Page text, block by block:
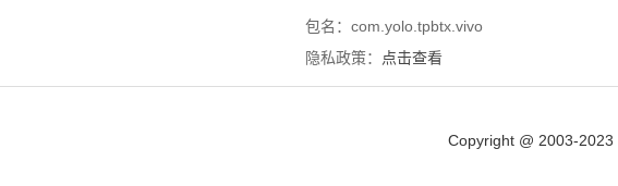
包名：com.yolo.tpbtx.vivo
隐私政策：
点击查看
Copyright @ 2003-2023